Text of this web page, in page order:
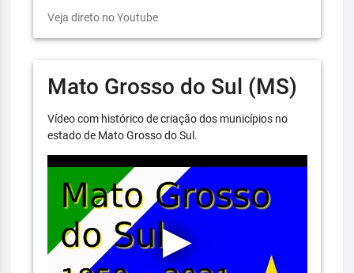
Veja direto no Youtube
Mato Grosso do Sul (MS)
Vídeo com histórico de criação dos municípios no
estado de Mato Grosso do Sul.